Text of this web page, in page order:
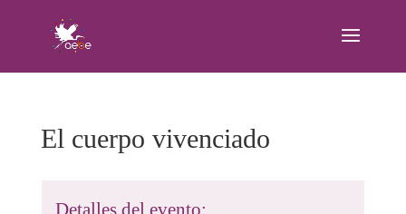
El cuerpo vivenciado
Detalles del evento: